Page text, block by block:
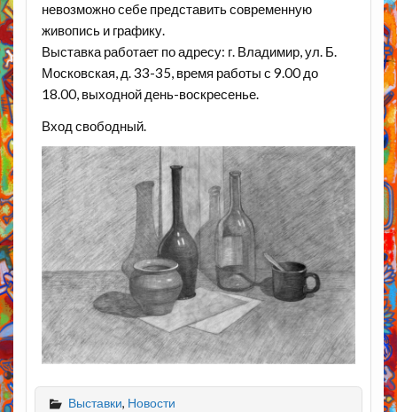
невозможно себе представить современную
живопись и графику.
Выставка работает по адресу: г. Владимир, ул. Б.
Московская, д. 33-35, время работы с 9.00 до
18.00, выходной день-воскресенье.
Вход свободный.
Выставки, Новости